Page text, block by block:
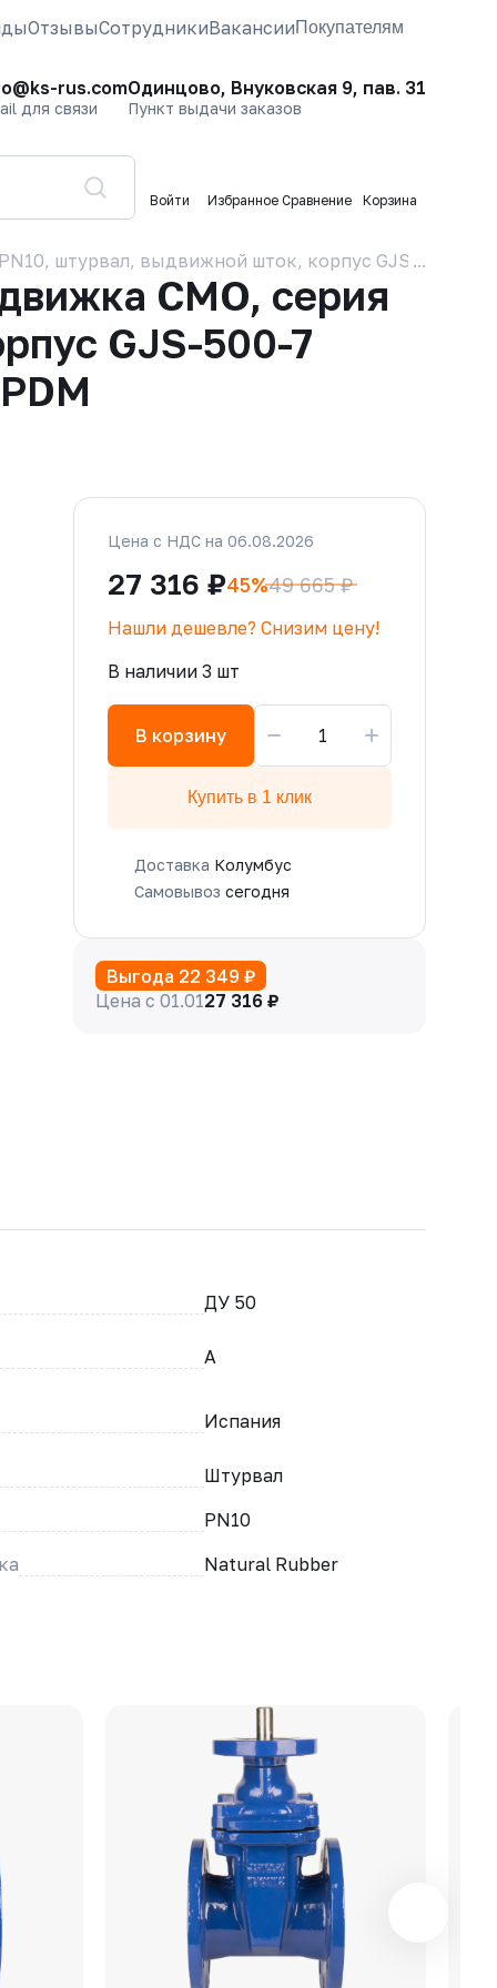
ОтзывыСотрудникиВакансииПокупателям
rus.com
для связи
Одинцово, Внуковская 9, пав. 31
Пункт выдачи заказов
Войти Избранное Сравнение Корзина
штурвал, выдвижной шток, корпус GJS-500-7
CMO, серия
GJS-500-7
Цена с НДС на 06.08.2026
27 316 ₽45%49 665 ₽
Нашли дешевле? Снизим цену!
В наличии 3 шт
В корзину − +
Купить в 1 клик
Доставка Колумбус
Самовывоз сегодня
Выгода 22 349 ₽
Цена с 01.0127 316 ₽
ДУ 50
A
Испания
Штурвал
PN10
Natural Rubber